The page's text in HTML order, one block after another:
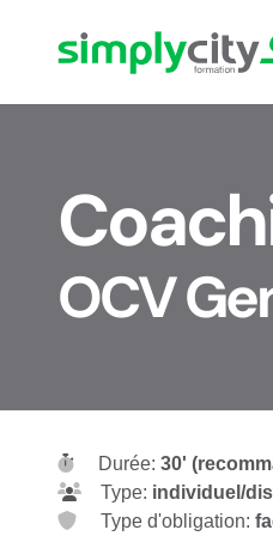
Simplycity
OCV
Durée: 30'
Type: individuel/
Type d'obligation: